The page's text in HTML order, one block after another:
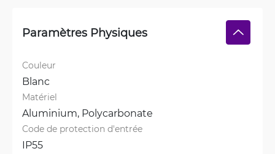
Paramètres Physiques
Couleur
Blanc
Matériel
Aluminium, Polycarbonate
Code de protection d'entrée
IP55